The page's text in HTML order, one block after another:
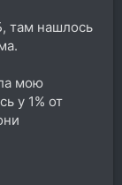
там нашлось
мою
у 1% от